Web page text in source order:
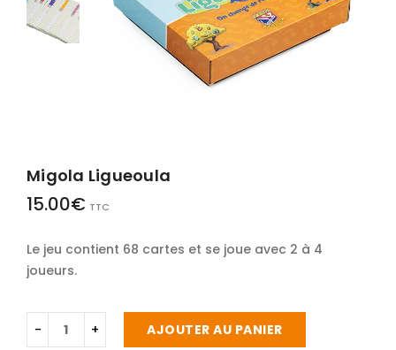
Migola Ligueoula
15.00€ TTC
Le jeu contient 68 cartes et se joue avec 2 à 4
joueurs.
AJOUTER AU PANIER